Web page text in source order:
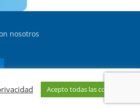
nosotros
de cookies
Acepto todas las cookies